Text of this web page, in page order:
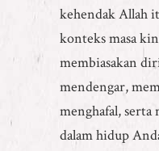
kehendak Allah
konteks masa
membiasakan
mendengar,
menghafal,
dalam hidup